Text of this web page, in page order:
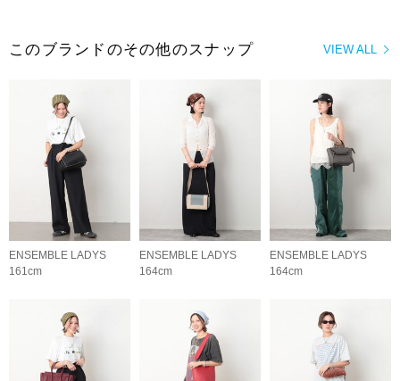
VIEW ALL
このブランドのその他のスナップ
ENSEMBLE LADYS
161cm
ENSEMBLE LADYS
164cm
ENSEMBLE LADYS
164cm